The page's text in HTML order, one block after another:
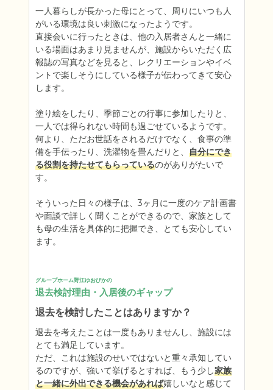
一人暮らしが長かった母にとって、周りにいつも人
がいる環境は良い刺激になったようです。
直接会いに行ったときは、他の入居者さんと一緒に
いる場面はあまり見ませんが、施設からいただく広
報誌の写真などを見ると、レクリエーションやイベ
ントで楽しそうにしている様子が伝わってきて安心
します。
塗り絵をしたり、季節ごとの行事に参加したりと、
一人では得られない時間も過ごせているようです。
何より、ただお世話をされるだけでなく、食事の準
備を手伝ったり、洗濯物を畳んだりと、 自分にでき
る役割を持たせてもらっているのがありがたいで
す。
そういった日々の様子は、3ヶ月に一度のケア計画書
や面談で詳しく聞くことができるので、家族として
も母の生活を具体的に把握でき、とても安心してい
ます。
グループホーム野江ゆおびかの
退去検討理由・入居後のギャップ
退去を検討したことはありますか？
退去を考えたことは一度もありませんし、施設には
とても満足しています。
ただ、これは施設のせいではないと重々承知してい
るのですが、強いて挙げるとすれば、もう少し家族
と一緒に外出できる機会があれば嬉しいなと感じて